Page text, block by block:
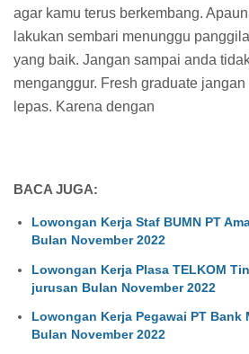
agar kamu terus berkembang.
lakukan sembari menunggu
yang baik. Jangan sampai anda
menganggur. Fresh graduate
lepas. Karena dengan
BACA JUGA:
Lowongan Kerja Staf BUMN PT
Bulan November 2022
Lowongan Kerja Plasa TELKOM
jurusan Bulan November 2022
Lowongan Kerja Pegawai PT Bank
Bulan November 2022